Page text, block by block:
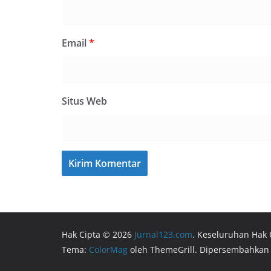
Email*
Situs Web
Hak Cipta © 2026 Jurnal123.com. Keseluruhan Hak
Tema: ColorMag oleh ThemeGrill. Dipersembahkan